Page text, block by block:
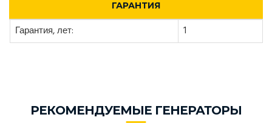
ГАРАНТИЯ
Гарантия, лет: 1
РЕКОМЕНДУЕМЫЕ ГЕНЕРАТОРЫ